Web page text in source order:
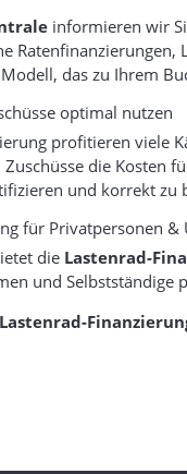
informieren wir
das zu Ihrem
optimal nutzen
profitieren viele
Zuschüsse die Kosten
und korrekt zu
für Privatpersonen &
die Lastenrad-
und
Lastenrad-